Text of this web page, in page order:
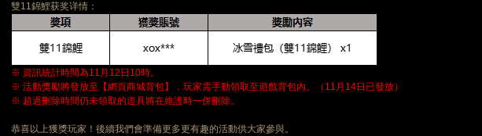
雙11錦鯉获奖详情：
※ 資訊統計時間為11月12日10時。
※ 活動獎勵將發放至【網頁商城背包】，玩家需手動領取至遊戲背包內。（11月14日已發放）
※ 超過刪除時間仍未領取的道具將在維護時一併刪除。
恭喜以上獲獎玩家！後續我們會準備更多更有趣的活動供大家參與。